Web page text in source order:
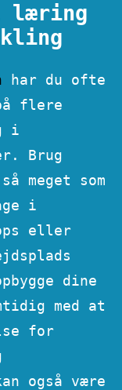
læring
har du ofte
flere
i
Brug
som
i
eller
dine
med at
for
også være